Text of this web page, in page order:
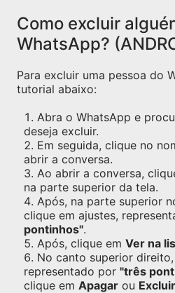
Como excluir
WhatsApp?
Para excluir uma pessoa do
tutorial abaixo:
Abra o WhatsApp e
deseja excluir.
Em seguida, clique no
abrir a conversa.
Ao abrir a conversa,
na parte superior da tela.
Após, na parte superior
clique em ajustes,
pontinhos".
Após, clique em Ver na
No canto superior
representado por "três
clique em Apagar ou Excluir